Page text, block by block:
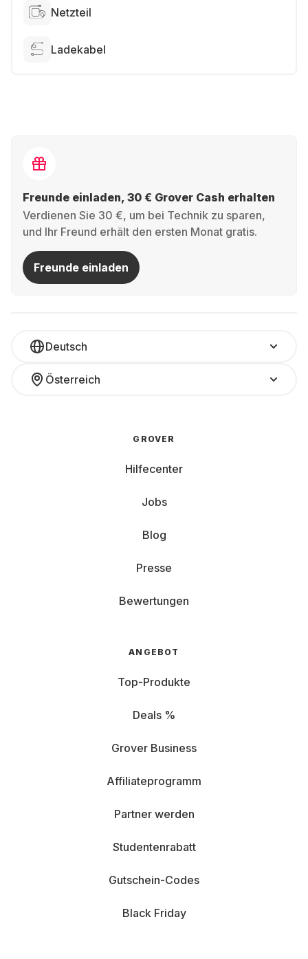
Netzteil
Ladekabel
Freunde einladen, 30 € Grover Cash erhalten
Verdienen Sie 30 €, um bei Technik zu sparen,
und Ihr Freund erhält den ersten Monat gratis.
Freunde einladen
Deutsch
Österreich
GROVER
Hilfecenter
Jobs
Blog
Presse
Bewertungen
ANGEBOT
Top-Produkte
Deals %
Grover Business
Affiliateprogramm
Partner werden
Studentenrabatt
Gutschein-Codes
Black Friday